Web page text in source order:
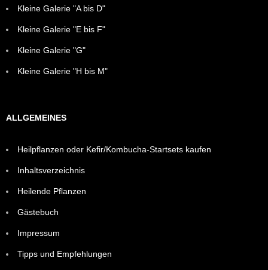
Kleine Galerie "A bis D"
Kleine Galerie "E bis F"
Kleine Galerie "G"
Kleine Galerie "H bis M"
ALLGEMEINES
Heilpflanzen oder Kefir/Kombucha-Startsets kaufen
Inhaltsverzeichnis
Heilende Pflanzen
Gästebuch
Impressum
Tipps und Empfehlungen